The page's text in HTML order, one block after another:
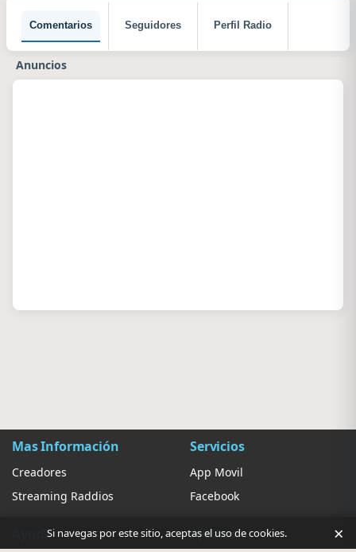
Comentarios Seguidores Perfil Radio
Anuncios
Mas Información
Creadores
Streaming Raddios
Servicios
App Movil
Facebook
Ayuda Ajustes
Si navegas por este sitio, aceptas el uso de cookies. ×